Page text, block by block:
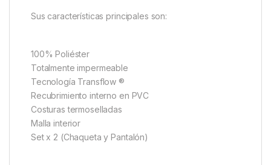
Sus características principales son:
100% Poliéster
Totalmente impermeable
Tecnología Transflow ®
Recubrimiento interno en PVC
Costuras termoselladas
Malla interior
Set x 2 (Chaqueta y Pantalón)